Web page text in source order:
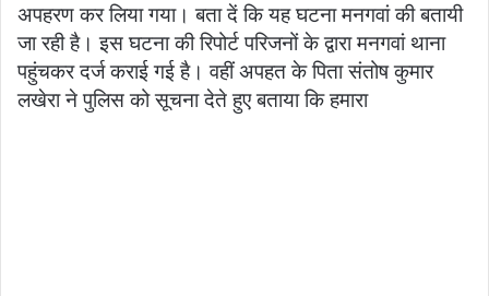
अपहरण कर लिया गया। बता दें कि यह घटना मनगवां की बतायी
जा रही है। इस घटना की रिपोर्ट परिजनों के द्वारा मनगवां थाना
पहुंचकर दर्ज कराई गई है। वहीं अपहत के पिता संतोष कुमार
लखेरा ने पुलिस को सूचना देते हुए बताया कि हमारा